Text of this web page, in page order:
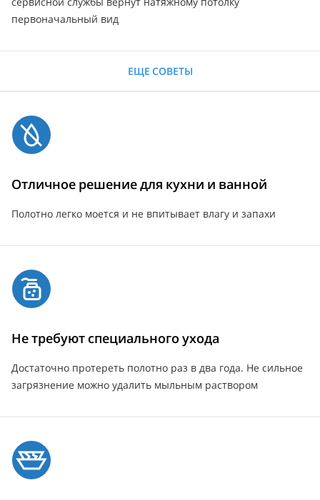
первоначальный вид
ЕЩЕ СОВЕТЫ
Отличное решение для кухни и ванной
Полотно легко моется и не впитывает влагу и запахи
Не требуют специального ухода
Достаточно протереть полотно раз в два года. Не сильное
загрязнение можно удалить мыльным раствором